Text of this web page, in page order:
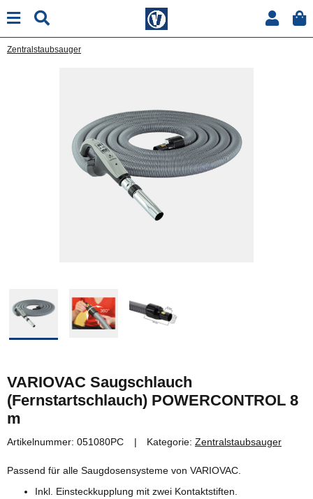
Zentralstaubsauger
VARIOVAC Saugschlauch
(Fernstartschlauch) POWERCONTROL 8
m
Artikelnummer: 051080PC Kategorie: Zentralstaubsauger
Passend für alle Saugdosensysteme von VARIOVAC.
Inkl. Einsteckkupplung mit zwei Kontaktstiften.